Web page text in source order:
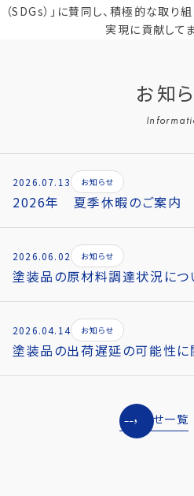
（SDGs）」に賛同し、積極的な取
実現に貢献して
お知
お知らせ一覧
2026.07.13 お知らせ
2026年 夏季休暇のご案内
2026.06.02 お知らせ
塗装品の原材料調達状況につ
2026.04.14 お知らせ
塗装品の出荷遅延の可能性に